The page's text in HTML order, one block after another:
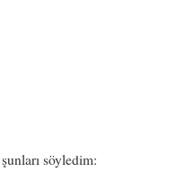
söyledim: